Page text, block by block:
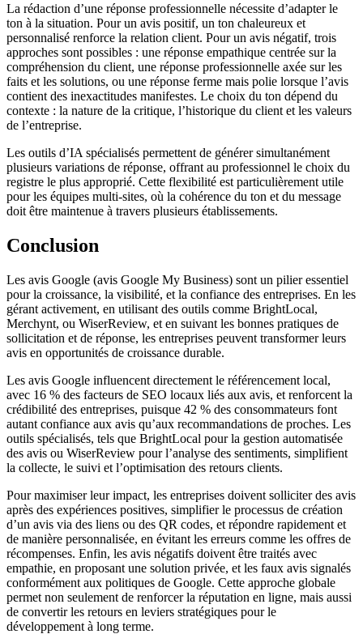
La rédaction d’une réponse professionnelle nécessite d’adapter le
ton à la situation. Pour un avis positif, un ton chaleureux et
personnalisé renforce la relation client. Pour un avis négatif, trois
approches sont possibles : une réponse empathique centrée sur la
compréhension du client, une réponse professionnelle axée sur les
faits et les solutions, ou une réponse ferme mais polie lorsque l’avis
contient des inexactitudes manifestes. Le choix du ton dépend du
contexte : la nature de la critique, l’historique du client et les valeurs
de l’entreprise.
Les outils d’IA spécialisés permettent de générer simultanément
plusieurs variations de réponse, offrant au professionnel le choix du
registre le plus approprié. Cette flexibilité est particulièrement utile
pour les équipes multi-sites, où la cohérence du ton et du message
doit être maintenue à travers plusieurs établissements.
Conclusion
Les avis Google (avis Google My Business) sont un pilier essentiel
pour la croissance, la visibilité, et la confiance des entreprises. En les
gérant activement, en utilisant des outils comme BrightLocal,
Merchynt, ou WiserReview, et en suivant les bonnes pratiques de
sollicitation et de réponse, les entreprises peuvent transformer leurs
avis en opportunités de croissance durable.
Les avis Google influencent directement le référencement local,
avec 16 % des facteurs de SEO locaux liés aux avis, et renforcent la
crédibilité des entreprises, puisque 42 % des consommateurs font
autant confiance aux avis qu’aux recommandations de proches. Les
outils spécialisés, tels que BrightLocal pour la gestion automatisée
des avis ou WiserReview pour l’analyse des sentiments, simplifient
la collecte, le suivi et l’optimisation des retours clients.
Pour maximiser leur impact, les entreprises doivent solliciter des avis
après des expériences positives, simplifier le processus de création
d’un avis via des liens ou des QR codes, et répondre rapidement et
de manière personnalisée, en évitant les erreurs comme les offres de
récompenses. Enfin, les avis négatifs doivent être traités avec
empathie, en proposant une solution privée, et les faux avis signalés
conformément aux politiques de Google. Cette approche globale
permet non seulement de renforcer la réputation en ligne, mais aussi
de convertir les retours en leviers stratégiques pour le
développement à long terme.